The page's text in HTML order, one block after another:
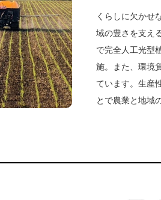
くらしに欠かせ
域の豊さを支え
で完全人工光型
施。また、環境
ています。生産
とで農業と地域